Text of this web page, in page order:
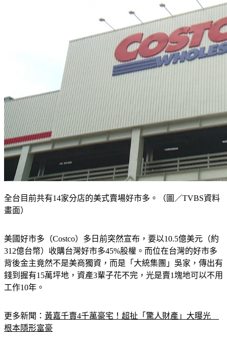
全台目前共有14家分店的美式賣場好市多。（圖／TVBS資料
美國好市多（Costco）多日前突然宣布，要以10.5億美元（約
312億台幣）收購台灣好市多45%股權。而位在台灣的好市多
背後金主竟然不是美商獨資，而是「大統集團」吳家，傳出有
錢到握有15萬坪地，資產3輩子花不完，光是賣1塊地可以不用
更多新聞：黃嘉千賣4千萬豪宅！超扯「驚人財產」大曝光